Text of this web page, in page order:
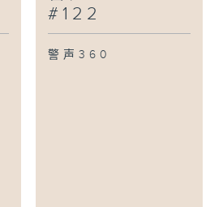
#122
警声360